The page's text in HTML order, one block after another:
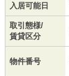
入居可能日
取引態様/
賃貸区分
物件番号